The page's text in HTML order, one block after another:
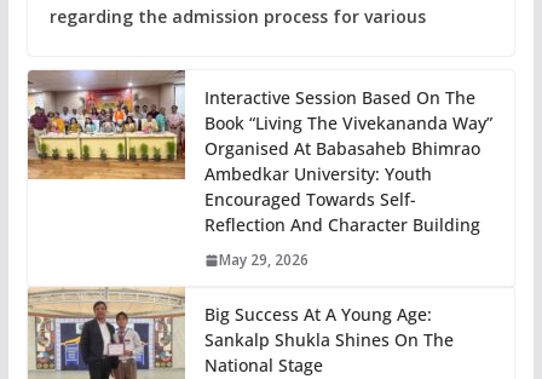
regarding the admission process for various
Interactive Session Based On The
Book “Living The Vivekananda Way”
Organised At Babasaheb Bhimrao
Ambedkar University: Youth
Encouraged Towards Self-
Reflection And Character Building
May 29, 2026
Big Success At A Young Age:
Sankalp Shukla Shines On The
National Stage